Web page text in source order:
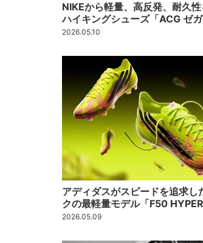
NIKEから軽量、高反発、耐久
ハイキングシューズ「ACG ゼ
2026.05.10
アディダスがスピードを追求し
クの最軽量モデル「F50
2026.05.09